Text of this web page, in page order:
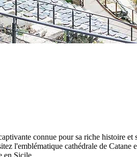
connue pour sa riche histoire
l'emblématique cathédrale de
en Sicile.